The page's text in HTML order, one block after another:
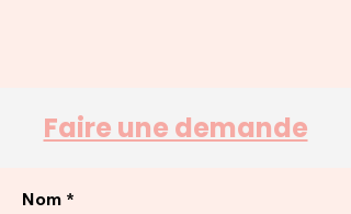
Faire une demande
Nom